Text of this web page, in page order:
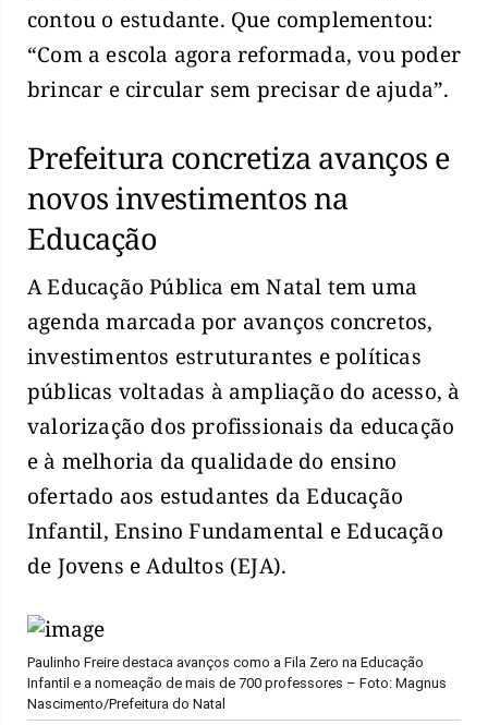
contou o estudante. Que complementou:
“Com a escola agora reformada, vou poder
brincar e circular sem precisar de ajuda”.
Prefeitura concretiza avanços e
novos investimentos na
Educação
A Educação Pública em Natal tem uma
agenda marcada por avanços concretos,
investimentos estruturantes e políticas
públicas voltadas à ampliação do acesso, à
valorização dos profissionais da educação
e à melhoria da qualidade do ensino
ofertado aos estudantes da Educação
Infantil, Ensino Fundamental e Educação
de Jovens e Adultos (EJA).
Paulinho Freire destaca avanços como a Fila Zero na Educação
Infantil e a nomeação de mais de 700 professores – Foto: Magnus
Nascimento/Prefeitura do Natal